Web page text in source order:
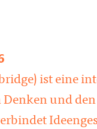
ist eine
und